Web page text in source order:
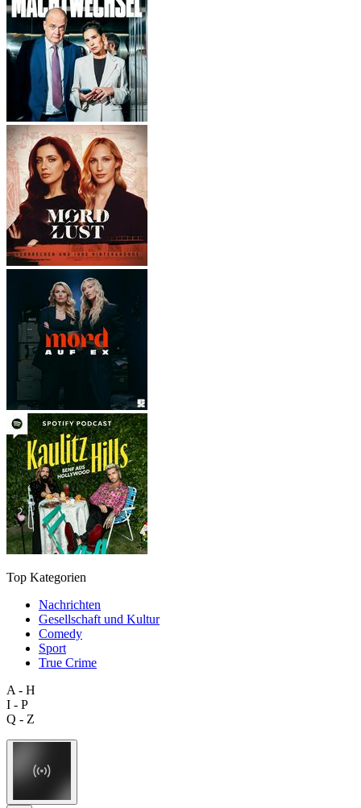
Top Kategorien
Nachrichten
Gesellschaft und Kultur
Comedy
Sport
True Crime
A - H
I - P
Q - Z